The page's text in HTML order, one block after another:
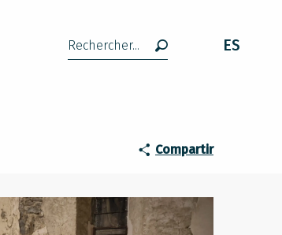
Buscar ES
Compartir